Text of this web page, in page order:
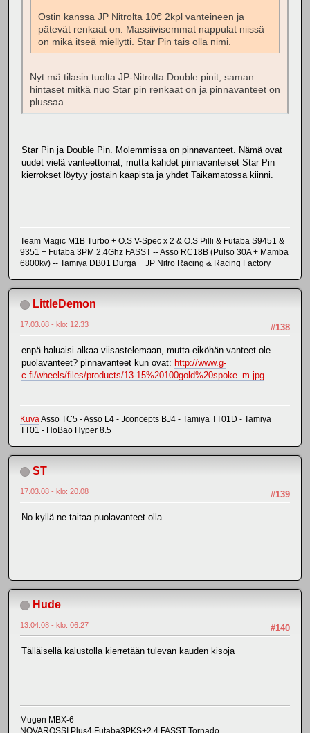
Ostin kanssa JP Nitrolta 10€ 2kpl vanteineen ja
pätevät renkaat on. Massiivisemmat nappulat niissä
on mikä itseä miellytti. Star Pin tais olla nimi.
Nyt mä tilasin tuolta JP-Nitrolta Double pinit, saman
hintaset mitkä nuo Star pin renkaat on ja pinnavanteet on
plussaa.
Star Pin ja Double Pin. Molemmissa on pinnavanteet. Nämä ovat
uudet vielä vanteettomat, mutta kahdet pinnavanteiset Star Pin
kierrokset löytyy jostain kaapista ja yhdet Taikamatossa kiinni.
Team Magic M1B Turbo + O.S V-Spec x 2 & O.S Pilli & Futaba S9451 &
9351 + Futaba 3PM 2.4Ghz FASST -- Asso RC18B (Pulso 30A + Mamba
6800kv) -- Tamiya DB01 Durga +JP Nitro Racing & Racing Factory+
LittleDemon
#138
17.03.08 - klo: 12.33
enpä haluaisi alkaa viisastelemaan, mutta eiköhän vanteet ole
puolavanteet? pinnavanteet kun ovat: http://www.g-
c.fi/wheels/files/products/13-15%20100gold%20spoke_m.jpg
KuvaAsso TC5 - Asso L4 - Jconcepts BJ4 - Tamiya TT01D - Tamiya
TT01 - HoBao Hyper 8.5
ST
#139
17.03.08 - klo: 20.08
No kyllä ne taitaa puolavanteet olla.
Hude
#140
13.04.08 - klo: 06.27
Tälläisellä kalustolla kierretään tulevan kauden kisoja
Mugen MBX-6
NOVAROSSI Plus4 Futaba3PKS+2.4 FASST Tornado